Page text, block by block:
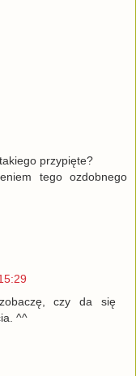
przypięte?
tego ozdobnego
czy da się
^^